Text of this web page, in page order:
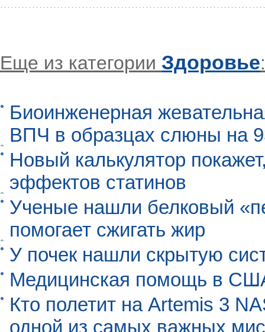
Еще из категории Здоровье:
Биоинженерная
ВПЧ в образцах слюны на
Новый калькулятор
эффектов статинов
Ученые нашли белковый
помогает сжигать жир
У почек нашли скрытую
Медицинская помощь в
Кто полетит на Artemis 3
одной из самых важных